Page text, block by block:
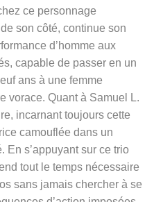
ce personnage
son côté, continue son
d’homme aux
capable de passer en un
ans à une femme
vorace. Quant à Samuel L.
incarnant toujours cette
camouflée dans un
En s’appuyant sur ce trio
tout le temps nécessaire
sans jamais chercher à se